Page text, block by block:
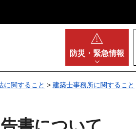
防災・ 緊急情報
に関すること > 建築士事務所に関すること